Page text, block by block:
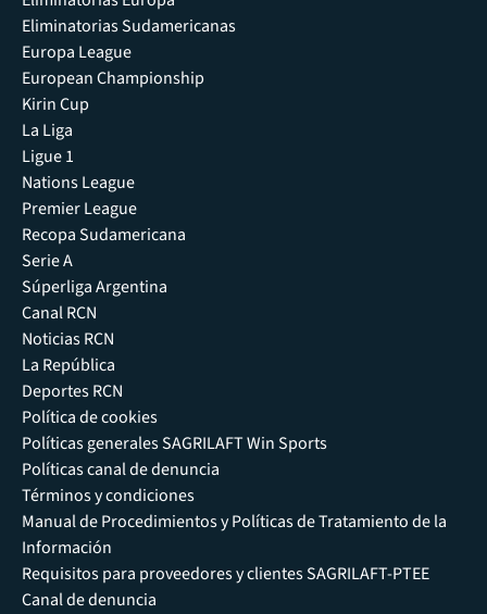
Eliminatorias Sudamericanas
Europa League
European Championship
Kirin Cup
La Liga
Ligue 1
Nations League
Premier League
Recopa Sudamericana
Serie A
Súperliga Argentina
Canal RCN
Noticias RCN
La República
Deportes RCN
Política de cookies
Políticas generales SAGRILAFT Win Sports
Políticas canal de denuncia
Términos y condiciones
Manual de Procedimientos y Políticas de Tratamiento de la
Información
Requisitos para proveedores y clientes SAGRILAFT-PTEE
Canal de denuncia